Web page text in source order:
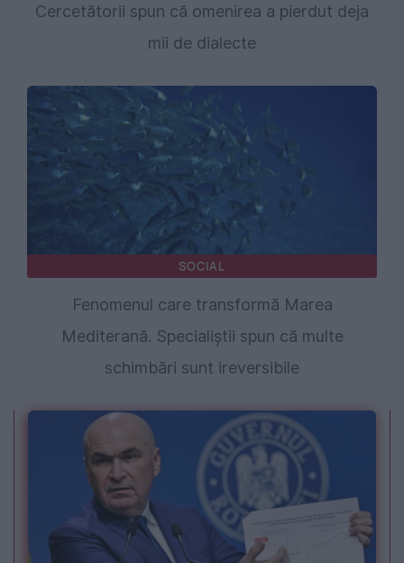
Cercetătorii spun că omenirea a pierdut deja
mii de dialecte
SOCIAL
Fenomenul care transformă Marea
Mediterană. Specialiștii spun că multe
schimbări sunt ireversibile